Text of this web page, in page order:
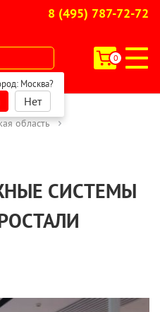
8 (495) 787-72-72
0
Москва?
Нет
область
СИСТЕМЫ